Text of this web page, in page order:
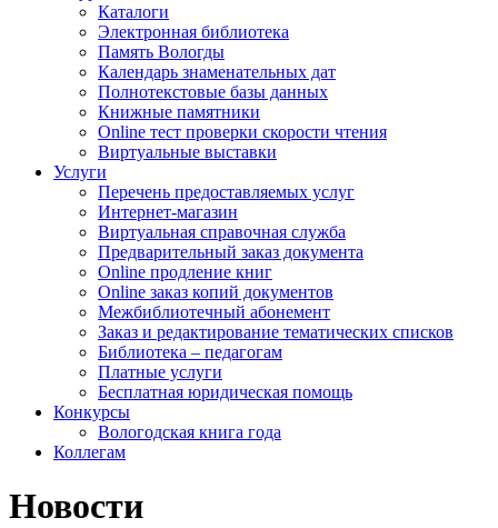
Каталоги
Электронная библиотека
Память Вологды
Календарь знаменательных дат
Полнотекстовые базы данных
Книжные памятники
Online тест проверки скорости чтения
Виртуальные выставки
Услуги
Перечень предоставляемых услуг
Интернет-магазин
Виртуальная справочная служба
Предварительный заказ документа
Online продление книг
Online заказ копий документов
Межбиблиотечный абонемент
Заказ и редактирование тематических списков
Библиотека – педагогам
Платные услуги
Бесплатная юридическая помощь
Конкурсы
Вологодская книга года
Коллегам
Новости